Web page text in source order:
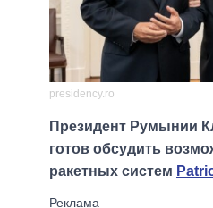
presidency.ro
Президент Румынии
готов обсудить
ракетных систем